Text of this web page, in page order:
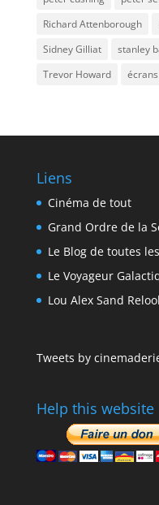
Richard Attenborough
Sidney Gilliat
stanley
Trevor Howard
Liens
Cinéma de tout
Grand Ordre de la
Le Blog de toutes
Le Voyageur
Lou Alex Sand
Tweets by
Help this website